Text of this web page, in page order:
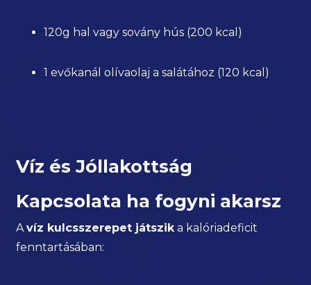
120g hal vagy sovány hús (200 kcal)
1 evőkanál olívaolaj a salátához (120 kcal)
Víz és Jóllakottság
Kapcsolata ha fogyni akarsz
Avíz kulcsszerepet játszika kalóriadeficit
fenntartásában: